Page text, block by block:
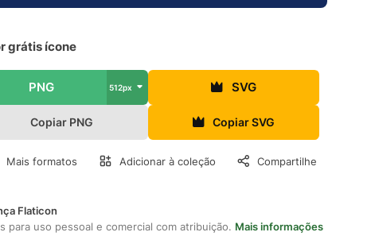
grátis ícone
PNG 512px SVG
Copiar PNG Copiar SVG
Mais formatos Adicionar à coleção Compartilhe
Flaticon
para uso pessoal e comercial com atribuição. Mais informações